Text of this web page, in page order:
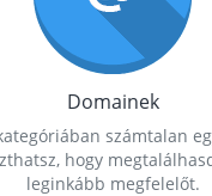
Domainek
számtalan
hogy
leginkább megfelelőt.